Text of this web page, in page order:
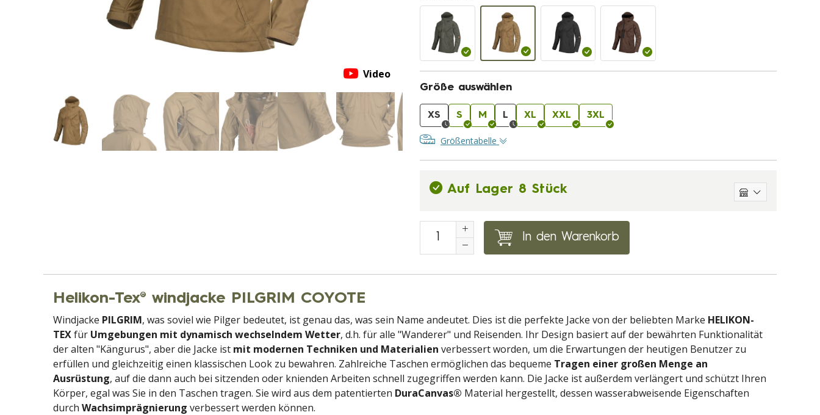
Größe auswählen
XS S M L XL XXL 3XL
Größentabelle
Auf Lager 8 Stück
In den Warenkorb
Video
Helikon-Tex® windjacke PILGRIM COYOTE
Windjacke PILGRIM, was soviel wie Pilger bedeutet, ist genau das, was sein Name andeutet. Dies ist die perfekte Jacke von der beliebten Marke HELIKON-
TEXfür Umgebungen mit dynamisch wechselndem Wetter, d.h. für alle "Wanderer" und Reisenden. Ihr Design basiert auf der bewährten Funktionalität
der alten "Kängurus", aber die Jacke ist mit modernen Techniken und Materialien verbessert worden, um die Erwartungen der heutigen Benutzer zu
erfüllen und gleichzeitig einen klassischen Look zu bewahren. Zahlreiche Taschen ermöglichen das bequeme Tragen einer großen Menge an
Ausrüstung, auf die dann auch bei sitzenden oder knienden Arbeiten schnell zugegriffen werden kann. Die Jacke ist außerdem verlängert und schützt Ihren
Körper, egal was Sie in den Taschen tragen. Sie wird aus dem patentierten DuraCanvas® Material hergestellt, dessen wasserabweisende Eigenschaften
durch Wachsimprägnierung verbessert werden können.